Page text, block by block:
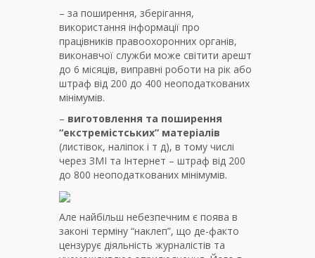
– за поширення, зберігання,
використання інформації про
працівників правоохоронних органів,
виконавчої служби може світити арешт
до 6 місяців, виправні роботи на рік або
штраф від 200 до 400 неоподаткованих
мінімумів.
– виготовлення та поширення
“екстремістських” матеріалів
(листівок, наліпок і т д), в тому числі
через ЗМІ та Інтернет – штраф від 200
до 800 неоподаткованих мінімумів.
Але найбільш небезпечним є поява в
законі терміну “наклеп”, що де-факто
цензурує діяльність журналістів та